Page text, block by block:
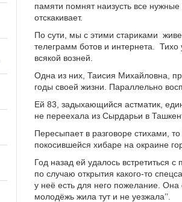
памяти помнят наизусть все
отскакивает.
По сути, мы с этими стариками
телеграмм ботов и интернета.
всякой возней.
Одна из них, Таисия Михайловна,
годы своей жизни. Параллельно
Ей 83, задыхающийся астматик,
не переехала из Сырдарьи в
Пересыпает в разговоре стихами,
покосившейся хибаре на окраине
Год назад ей удалось встретиться
по случаю открытия какого-то
у неё есть для него пожелание. Она
молодёжь жила тут и не уезжала’’.